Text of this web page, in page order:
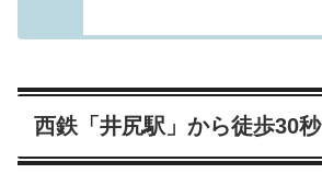
西鉄「井尻駅」から徒歩30秒